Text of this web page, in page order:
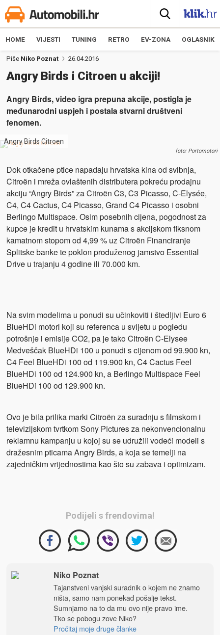
HOME VIJESTI TUNING RETRO EV-ZONA OGLASNIK
Piše Niko Poznat 26.04.2016
Angry Birds i Citroen u akciji!
Angry Birds, video igra prepuna akcije, postigla je
međunarodni uspjeh i postala stvarni društveni
fenomen.
Angry Birds Citroen
foto: Portomotori
Dok otkačene ptice napadaju hrvatska kina od svibnja,
Citroën i mreža ovlaštenih distributera pokreću prodajnu
akciju “Angry Birds” za Citroën C3, C3 Picasso, C-Elysée,
C4, C4 Cactus, C4 Picasso, Grand C4 Picasso i osobni
Berlingo Multispace. Osim posebnih cijena, pogodnost za
kupce je kredit u hrvatskim kunama s akcijskom fiksnom
kamatnom stopom od 4,99 % uz Citroën Financiranje
Splitske banke te poklon produženog jamstvo Essential
Drive u trajanju 4 godine ili 70.000 km.
Na svim modelima u ponudi su učinkoviti i štedljivi Euro 6
BlueHDi motori koji su referenca u svijetu u pogledu
potrošnje i emisije CO2, pa je tako Citroën C-Elysee
Medveščak BlueHDi 100 u ponudi s cijenom od 99.900 kn,
C4 Feel BlueHDi 100 od 119.900 kn, C4 Cactus Feel
BlueHDi 100 od 124.900 kn, a Berlingo Multispace Feel
BlueHDi 100 od 129.900 kn.
Ovo je bila prilika marki Citroën za suradnju s filmskom i
televizijskom tvrtkom Sony Pictures za nekonvencionalnu
reklamnu kampanju u kojoj su se udružili vodeći modeli s
dražesnim pticama Angry Birds, a koja se temelji na
zajedničkim vrijednostima kao što su zabava i optimizam.
Podijeli s frendovima!
Niko Poznat
Tajanstveni vanjski suradnik o kojem ne znamo
ništa, samo nam ponekad pošalje tekst.
Sumnjamo na to da mu ovo nije pravo ime.
Tko se pobogu zove Niko?
Pročitaj moje druge članke